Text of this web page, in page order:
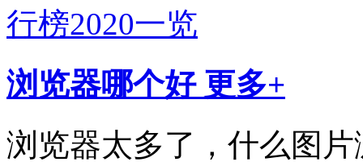
浏览器哪个好 更多+
浏览器太多了，什么图